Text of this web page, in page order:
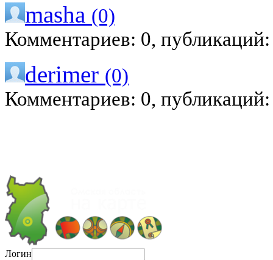
masha (0)
Комментариев: 0,
derimer (0)
Комментариев: 0,
Логин